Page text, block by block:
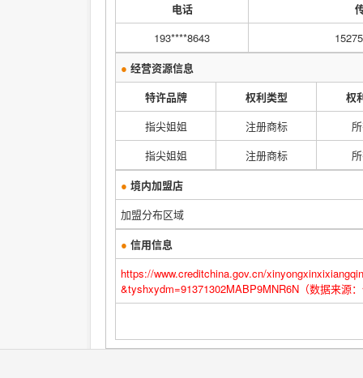
电话
193****8643
● 经营资源信息
特许品牌
权利类型
权
指尖姐姐
注册商标
指尖姐姐
注册商标
● 境内加盟店
加盟分布区域
● 信用信息
https://www.creditchina.gov.cn/
&tyshxydm=91371302MABP9MNR6N（数据来源